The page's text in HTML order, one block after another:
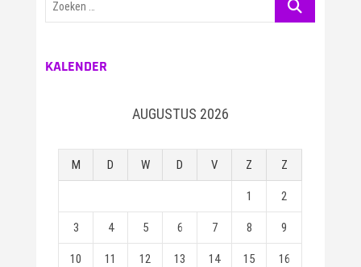
KALENDER
AUGUSTUS 2026
M D W D V Z Z
1 2
3 4 5 6 7 8 9
10 11 12 13 14 15 16